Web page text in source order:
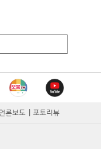
언론보도 포토리뷰